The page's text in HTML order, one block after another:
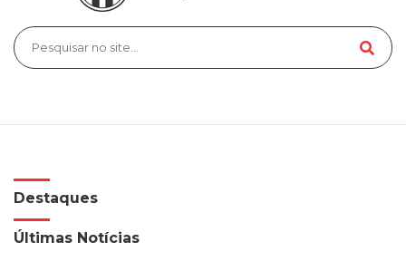
Destaques
Últimas Notícias